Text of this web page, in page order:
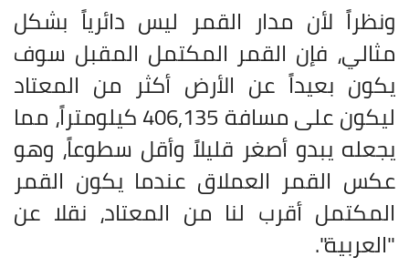
ونظراً لأن مدار القمر ليس دائرياً بشكل
مثالي، فإن القمر المكتمل المقبل سوف
يكون بعيداً عن الأرض أكثر من المعتاد
ليكون على مسافة 406,135 كيلومتراً، مما
يجعله يبدو أصغر قليلاً وأقل سطوعاً، وهو
عكس القمر العملاق عندما يكون القمر
المكتمل أقرب لنا من المعتاد، نقلا عن
"العربية".